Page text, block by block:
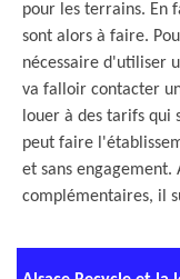
pour les terrains. En
sont alors à faire.
nécessaire d'utiliser
va falloir contacter
louer à des tarifs qui
peut faire
et sans
complémentaires, il